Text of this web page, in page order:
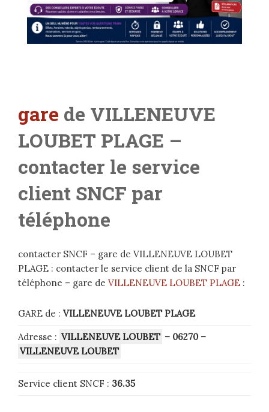
gare de VILLENEUVE
LOUBET PLAGE –
contacter le service
client SNCF par
téléphone
contacter SNCF – gare de VILLENEUVE LOUBET
PLAGE : contacter le service client de la SNCF par
téléphone – gare de VILLENEUVE LOUBET PLAGE :
GARE de : VILLENEUVE LOUBET PLAGE
Adresse : VILLENEUVE LOUBET – 06270 –
VILLENEUVE LOUBET
Service client SNCF : 36.35